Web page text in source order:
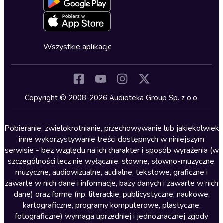
Kryminały
Lektury szkolne
Literatura anglojęzyczna
Literatura faktu
Literatura obyczajowa
Literatura piękna obca
Literatura piękna polska
Nagrania relaksacyjne
Deklaracja dostępności
Oferta dla firm i bibliotek
Zapowiedzi
Cykle audiobooków
Wszystkie aplikacje
Copyright © 2008-2026 Audioteka Group Sp. z o.o.
Pobieranie, zwielokrotnianie, przechowywanie lub jakiekolwiek
inne wykorzystywanie treści dostępnych w niniejszym
serwisie - bez względu na ich charakter i sposób wyrażenia (w
szczególności lecz nie wyłącznie: słowne, słowno-muzyczne,
muzyczne, audiowizualne, audialne, tekstowe, graficzne i
zawarte w nich dane i informacje, bazy danych i zawarte w nich
dane) oraz formę (np. literackie, publicystyczne, naukowe,
kartograficzne, programy komputerowe, plastyczne,
fotograficzne) wymaga uprzedniej i jednoznacznej zgody